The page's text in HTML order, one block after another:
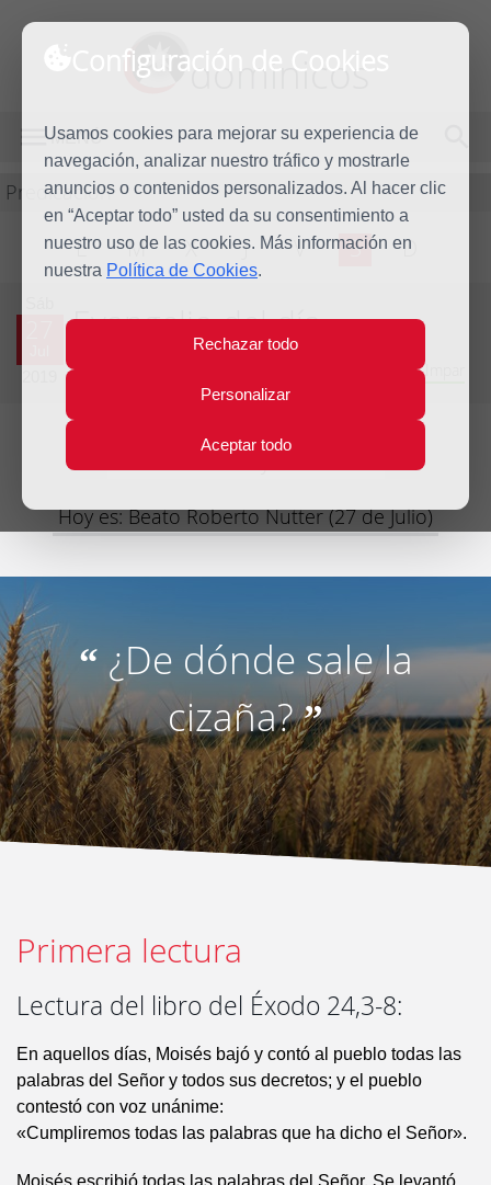
Configuración de Cookies
Usamos cookies para mejorar su experiencia de
navegación, analizar nuestro tráfico y mostrarle
anuncios o contenidos personalizados. Al hacer clic
en “Aceptar todo” usted da su consentimiento a
nuestro uso de las cookies. Más información en
nuestra Política de Cookies.
Rechazar todo
Personalizar
Aceptar todo
dominicos
MENÚ
Predicación
L M X J V S D
Evangelio del día
Decimosexta Semana del Tiempo Ordinario - Año Impar
Lecturas del día y comentario
Hoy es: Beato Roberto Nutter (27 de Julio)
“ ¿De dónde sale la
cizaña?”
Primera lectura
Lectura del libro del Éxodo 24,3-8:
En aquellos días, Moisés bajó y contó al pueblo todas las
palabras del Señor y todos sus decretos; y el pueblo
contestó con voz unánime:
«Cumpliremos todas las palabras que ha dicho el Señor».